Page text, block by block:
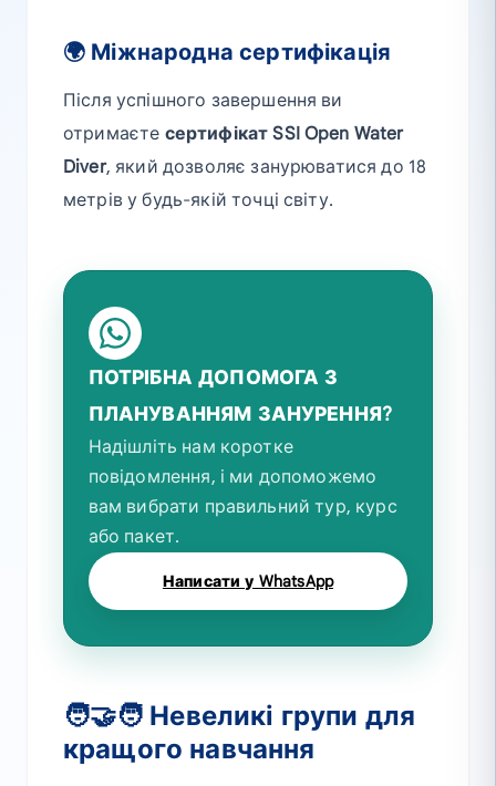
🌍 Міжнародна сертифікація
Після успішного завершення ви
отримаєте сертифікат SSI Open Water
Diver, який дозволяє занурюватися до 18
метрів у будь-якій точці світу.
ПОТРІБНА ДОПОМОГА З
ПЛАНУВАННЯМ ЗАНУРЕННЯ?
Надішліть нам коротке
повідомлення, і ми допоможемо
вам вибрати правильний тур, курс
або пакет.
Написати у WhatsApp
🧑‍🤝‍🧑 Невеликі групи для
кращого навчання